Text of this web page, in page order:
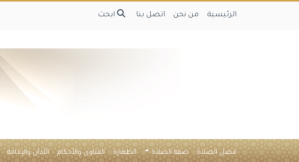
الرئيسية من نحن اتصل بنا ابحث
فضل الصلاة صفة الصلاة الطهارة الفتاوى والأحكام الأذان والإقامة